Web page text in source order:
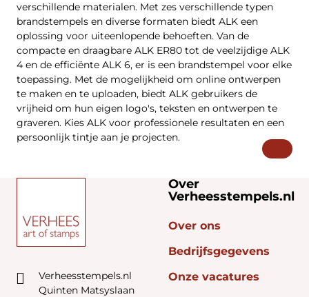
verschillende materialen. Met zes verschillende typen
brandstempels en diverse formaten biedt ALK een
oplossing voor uiteenlopende behoeften. Van de
compacte en draagbare ALK ER80 tot de veelzijdige ALK
4 en de efficiënte ALK 6, er is een brandstempel voor elke
toepassing. Met de mogelijkheid om online ontwerpen
te maken en te uploaden, biedt ALK gebruikers de
vrijheid om hun eigen logo's, teksten en ontwerpen te
graveren. Kies ALK voor professionele resultaten en een
persoonlijk tintje aan je projecten.
Verheesstempels.nl
Quinten Matsyslaan
Over
Verheesstempels.nl
Over ons
Bedrijfsgegevens
Onze vacatures